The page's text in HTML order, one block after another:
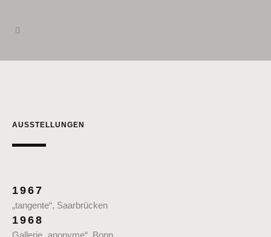
AUSSTELLUNGEN
1967
„tangente“, Saarbrücken
1968
Gallerie „anonyme“, Bonn